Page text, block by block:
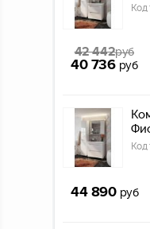
42 442руб
40 736 руб
44 890 руб